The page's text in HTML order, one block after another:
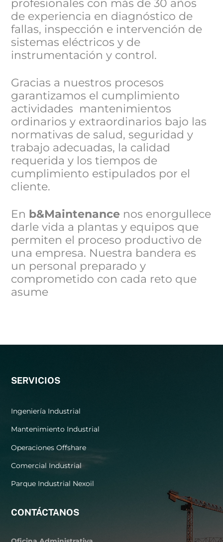
profesionales con más de 30 años
de experiencia en diagnóstico de
fallas, inspección e intervención de
sistemas eléctricos y de
instrumentación y control.
Gracias a nuestros procesos
garantizamos el cumplimiento
actividades mantenimientos
ordinarios y extraordinarios bajo las
normativas de salud, seguridad y
trabajo adecuadas, la calidad
requerida y los tiempos de
cumplimiento estipulados por el
cliente.
En b&Maintenance nos enorgullece
darle vida a plantas y equipos que
permiten el proceso productivo de
una empresa. Nuestra bandera es
un personal preparado y
comprometido con cada reto que
asume
SERVICIOS
Ingeniería Industrial
Mantenimiento Industrial
Operaciones Offshare
Comercial Industrial
Parque Industrial Nexoil
CONTÁCTANOS